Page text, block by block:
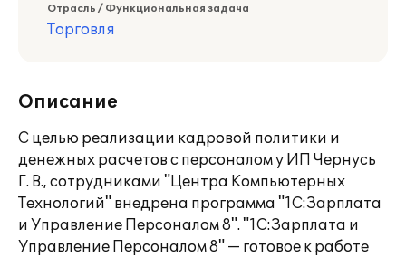
Отрасль / Функциональная задача
Торговля
Описание
С целью реализации кадровой политики и
денежных расчетов с персоналом у ИП Чернусь
Г. В., сотрудниками "Центра Компьютерных
Технологий" внедрена программа "1С:Зарплата
и Управление Персоналом 8". "1С:Зарплата и
Управление Персоналом 8" — готовое к работе